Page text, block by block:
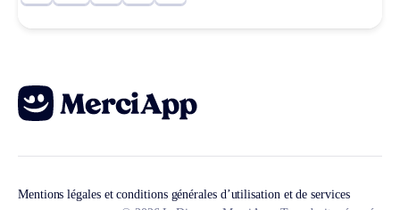
Mentions légales et conditions générales d’utilisation et de services